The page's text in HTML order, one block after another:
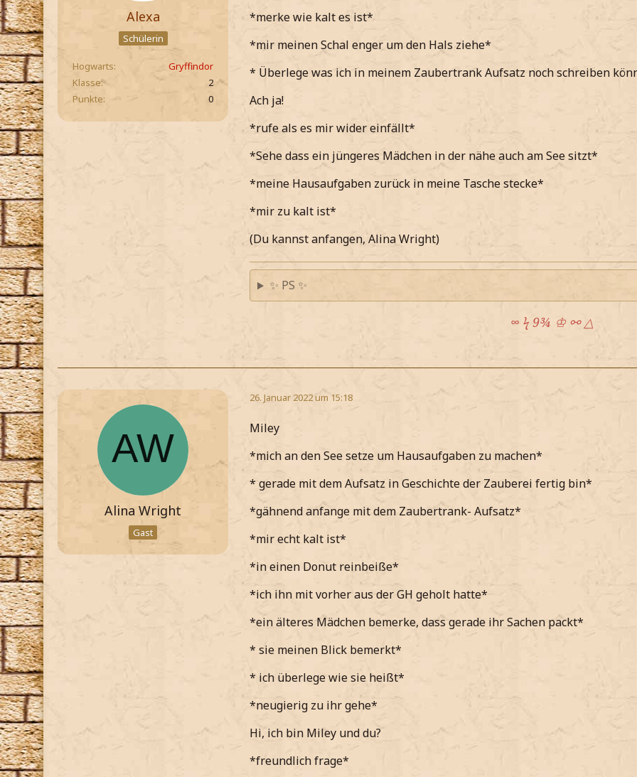
Alexa
Schülerin
Hogwarts
Gryffindor
Klasse
2
Punkte
0
*merke wie kalt es ist*
*mir meinen Schal enger um den Hals ziehe*
* Überlege was ich in meinem Zaubertrank Aufsatz noch schreiben
Ach ja!
*rufe als es mir wider einfällt*
*Sehe dass ein jüngeres Mädchen in der nähe auch am See sitzt*
*meine Hausaufgaben zurück in meine Tasche stecke*
*mir zu kalt ist*
(Du kannst anfangen, Alina Wright)
✨ PS ✨
∞ ϟ 9¾ ♔ ⚯ △
Alina Wright
Gast
26. Januar 2022 um 15:18
Miley
*mich an den See setze um Hausaufgaben zu machen*
* gerade mit dem Aufsatz in Geschichte der Zauberei fertig bin*
*gähnend anfange mit dem Zaubertrank- Aufsatz*
*mir echt kalt ist*
*in einen Donut reinbeiße*
*ich ihn mit vorher aus der GH geholt hatte*
*ein älteres Mädchen bemerke, dass gerade ihr Sachen packt*
* sie meinen Blick bemerkt*
* ich überlege wie sie heißt*
*neugierig zu ihr gehe*
Hi, ich bin Miley und du?
*freundlich frage*